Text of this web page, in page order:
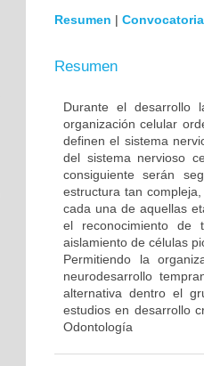
Resumen | Convocatoria
Resumen
Durante el desarrollo
organización celular
definen el sistema
del sistema nervioso
consiguiente serán
estructura tan
cada una de aquellas
el reconocimiento de
aislamiento de células
Permitiendo la
neurodesarrollo
alternativa dentro el
estudios en desarrollo
Odontología